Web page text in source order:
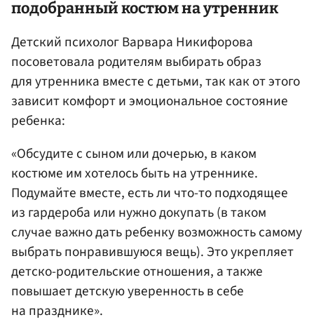
подобранный костюм на утренник
Детский психолог Варвара Никифорова
посоветовала родителям выбирать образ
для утренника вместе с детьми, так как от этого
зависит комфорт и эмоциональное состояние
ребенка:
«Обсудите с сыном или дочерью, в каком
костюме им хотелось быть на утреннике.
Подумайте вместе, есть ли что-то подходящее
из гардероба или нужно докупать (в таком
случае важно дать ребенку возможность самому
выбрать понравившуюся вещь). Это укрепляет
детско-родительские отношения, а также
повышает детскую уверенность в себе
на празднике».